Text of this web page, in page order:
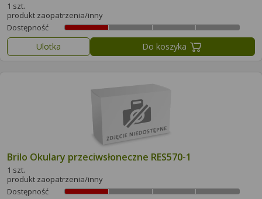
1 szt.
produkt zaopatrzenia/inny
Dostępność
Ulotka Do koszyka
Brilo Okulary przeciwsłoneczne RES570-1
1 szt.
produkt zaopatrzenia/inny
Dostępność